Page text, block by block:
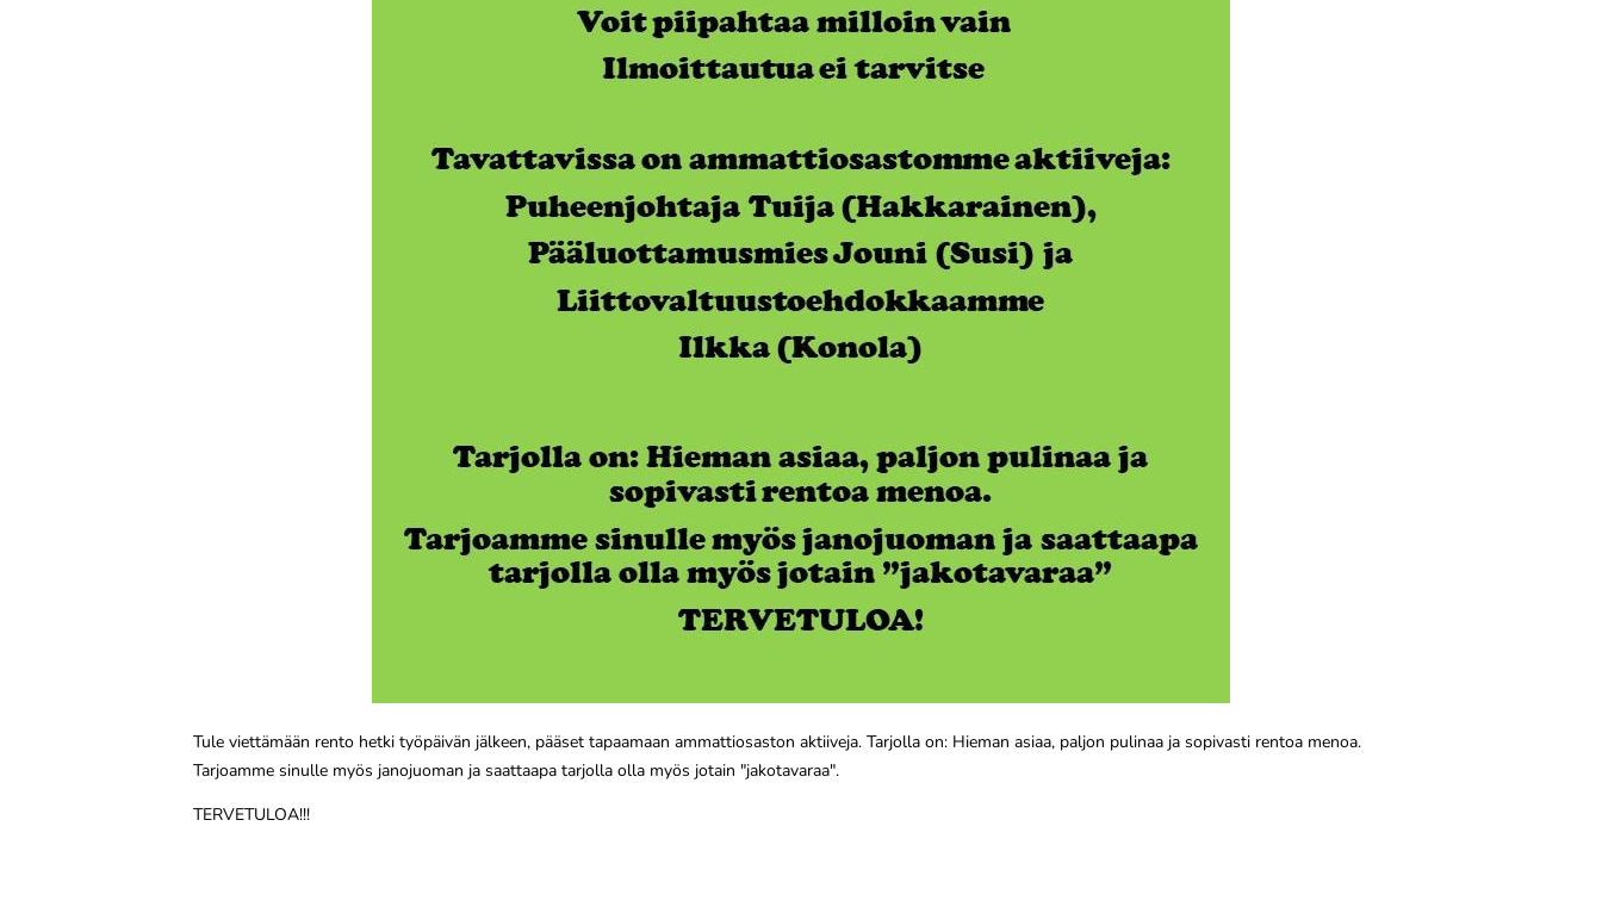
Tule viettämään rento hetki työpäivän jälkeen, pääset tapaamaan ammattiosaston aktiiveja. Tarjolla on: Hieman asiaa, paljon pulinaa ja sopivasti rentoa menoa.
Tarjoamme sinulle myös janojuoman ja saattaapa tarjolla olla myös jotain "jakotavaraa".
TERVETULOA!!!